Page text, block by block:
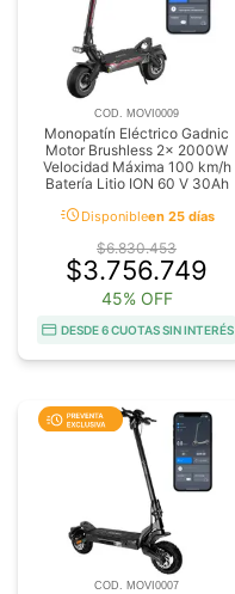
COD. MOVI0009
Monopatín Eléctrico Gadnic
Motor Brushless 2x 2000W
Velocidad Máxima 100 km/h
Batería Litio ION 60 V 30Ah
acuteDisponibleen 25 días
$6.830.453
$3.756.749
45% OFF
DESDE 6 CUOTAS SIN INTERÉS
COD. MOVI0007